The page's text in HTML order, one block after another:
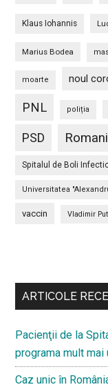
Klaus Iohannis
Marius Bodea
moarte noul
PNL poliția
PSD
Spitalul de Boli
Universitatea
vaccin Vladimir
ARTICOLE
Pacienţii de la
programa mult
Caz unic în